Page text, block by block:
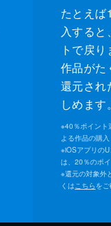
たとえ
入する
トで戻
作品がた
還元され
しめます
※40％ポイント
よる作品の購
※iOSアプリの
は、20％のポ
※還元の対象外
くはこちらを